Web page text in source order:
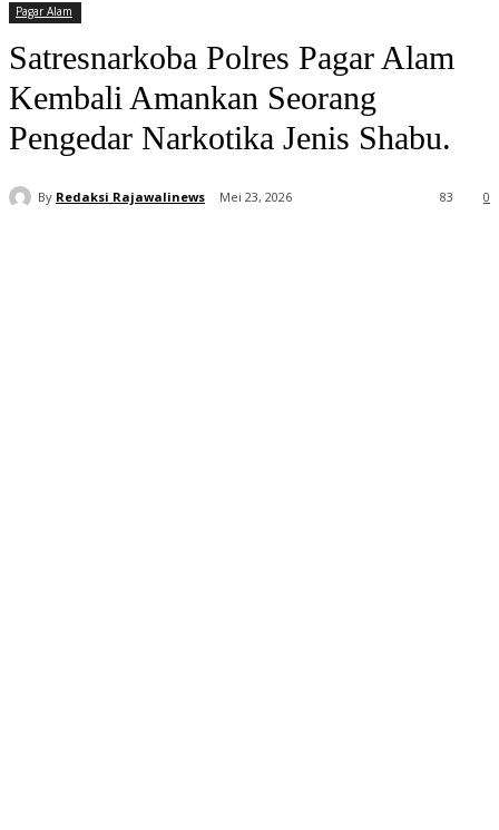
Pagar Alam
Satresnarkoba Polres Pagar Alam
Kembali Amankan Seorang
Pengedar Narkotika Jenis Shabu.
By Redaksi Rajawalinews Mei 23, 2026 0
83